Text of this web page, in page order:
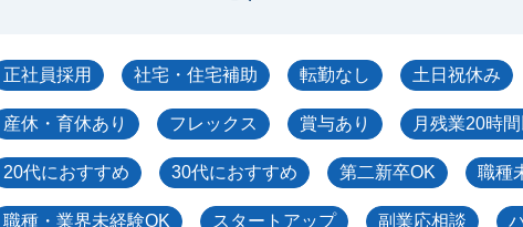
正社員採用 社宅・住宅補助 転勤なし 土日祝休み
産休・育休あり フレックス 賞与あり 月残業20時
20代におすすめ 30代におすすめ 第二新卒OK 職種
職種・業界未経験OK スタートアップ 副業応相談